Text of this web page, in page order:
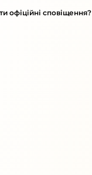
офіційні сповіщення?